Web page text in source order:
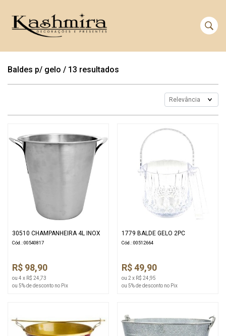
Baldes p/ gelo / 13 resultados
30510 CHAMPANHEIRA 4L INOX
Cód.: 00540817
R$ 98,90
ou 4 x R$ 24,73
ou 5% de desconto no Pix
1779 BALDE GELO 2PC
Cód.: 00512664
R$ 49,90
ou 2 x R$ 24,95
ou 5% de desconto no Pix